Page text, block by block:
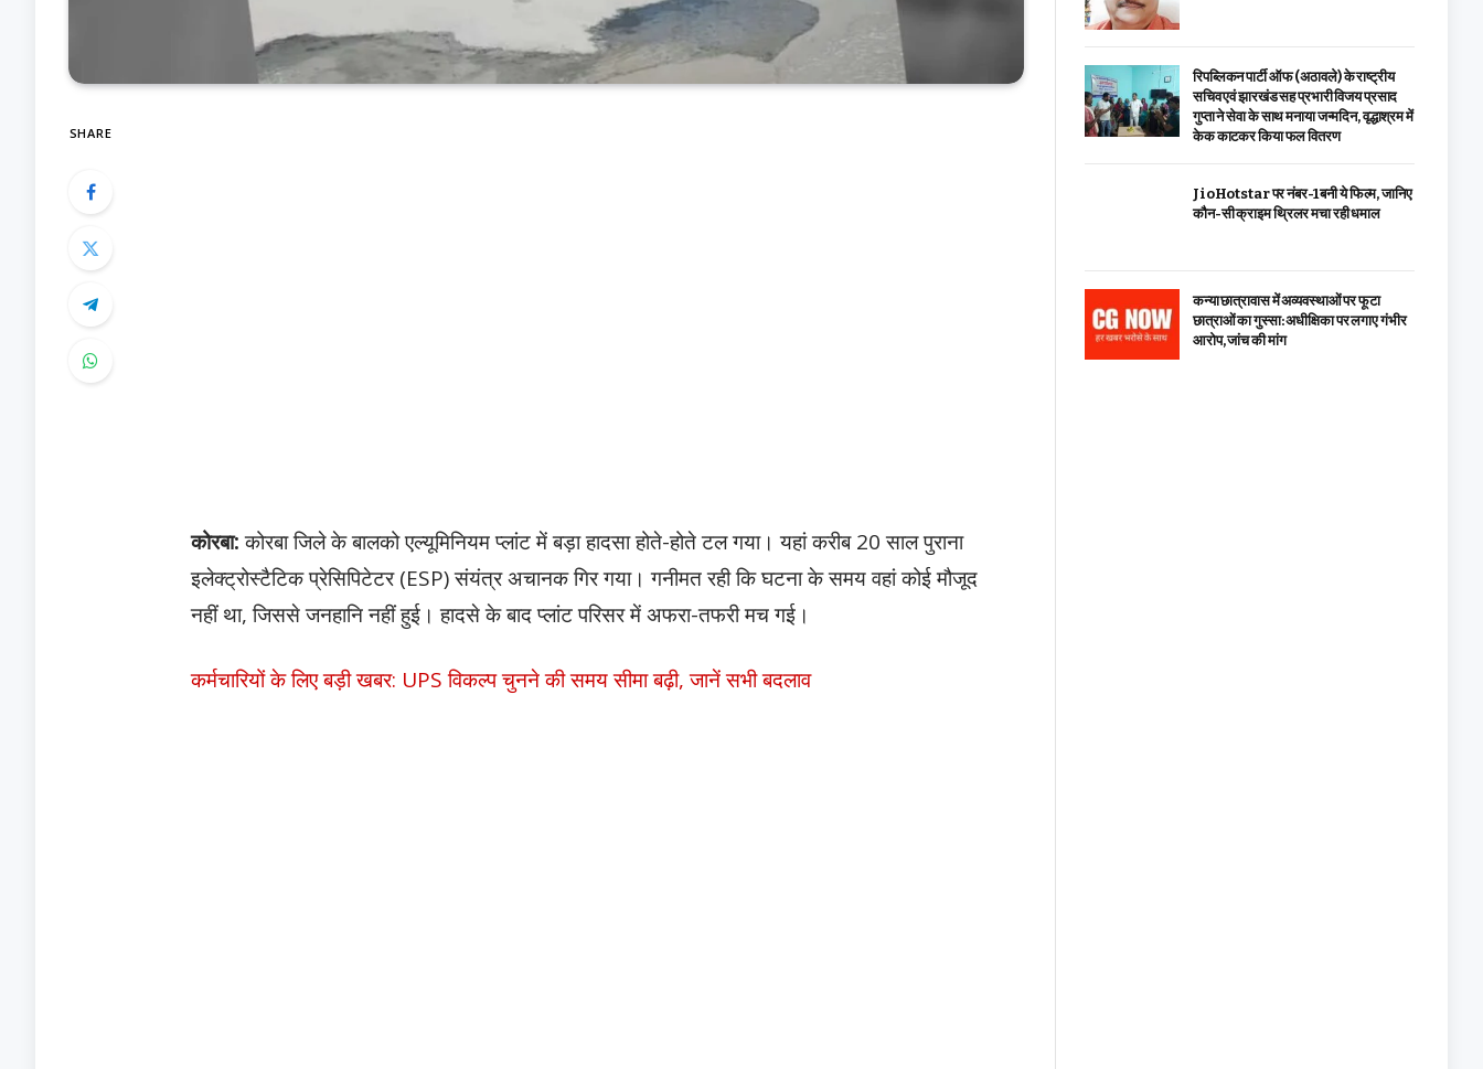
SHARE
कोरबा:कोरबा जिले के बालको एल्यूमिनियम प्लांट में बड़ा हादसा होते-होते टल गया। यहां करीब 20 साल पुराना
इलेक्ट्रोस्टैटिक प्रेसिपिटेटर (ESP) संयंत्र अचानक गिर गया। गनीमत रही कि घटना के समय वहां कोई मौजूद
नहीं था, जिससे जनहानि नहीं हुई। हादसे के बाद प्लांट परिसर में अफरा-तफरी मच गई।
कर्मचारियों के लिए बड़ी खबर: UPS विकल्प चुनने की समय सीमा बढ़ी, जानें सभी बदलाव
रिपब्लिकन पार्टी ऑफ (अठावले) के राष्ट्रीय
सचिव एवं झारखंड सह प्रभारी विजय प्रसाद
गुप्ता ने सेवा के साथ मनाया जन्मदिन, वृद्धाश्रम में
केक काटकर किया फल वितरण
JioHotstar पर नंबर-1 बनी ये फिल्म, जानिए
कौन-सी क्राइम थ्रिलर मचा रही धमाल
कन्या छात्रावास में अव्यवस्थाओं पर फूटा
छात्राओं का गुस्सा: अधीक्षिका पर लगाए गंभीर
आरोप, जांच की मांग